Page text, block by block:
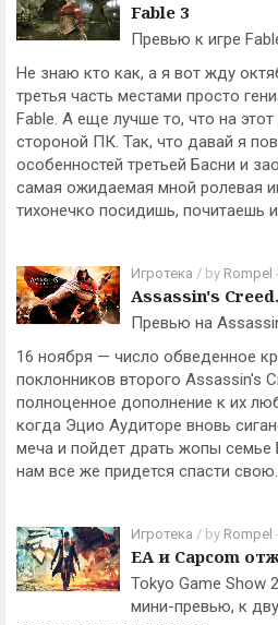
Fable 3
Превью к игре
Не знаю кто как, а я вот жду
третья часть местами просто
Fable. А еще лучше то, что на
стороной ПК. Так, что давай я
особенностей третьей Басни и
самая ожидаемая мной ролевая
тихонечко посидишь, почитаешь
Игротека / by Rompel -
Assassin's
Превью на
16 ноября — число обведенное
поклонников второго Assassin's
полноценное дополнение к их
когда Эцио Аудиторе вновь
меча и пойдет драть жопы
нам все же придется спасти свою.
Игротека / by Rompel -
EA и Capcom
Tokyo Game Show
мини-превью, к